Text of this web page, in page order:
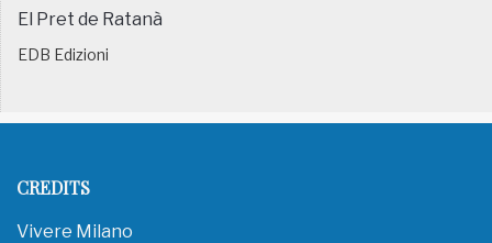
El Pret de Ratanà
EDB Edizioni
CREDITS
Vivere Milano